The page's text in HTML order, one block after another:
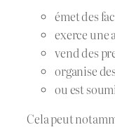
émet des
exerce une
vend des
organise
ou est
Cela peut